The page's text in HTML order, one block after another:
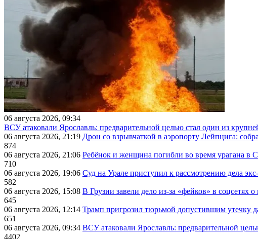
06 августа 2026, 09:34
ВСУ атаковали Ярославль: предварительной целью стал один из
06 августа 2026, 21:19 Дрон со взрывчаткой в аэропорту Лейпцига:
874
06 августа 2026, 21:06 Ребёнок и женщина погибли во время урагана в
710
06 августа 2026, 19:06 Суд на Урале приступил к рассмотрению дела
582
06 августа 2026, 15:08 В Грузии завели дело из-за «фейков» в соцсетях
645
06 августа 2026, 12:14 Трамп пригрозил тюрьмой допустившим утечку
651
06 августа 2026, 09:34 ВСУ атаковали Ярославль: предварительной
4402